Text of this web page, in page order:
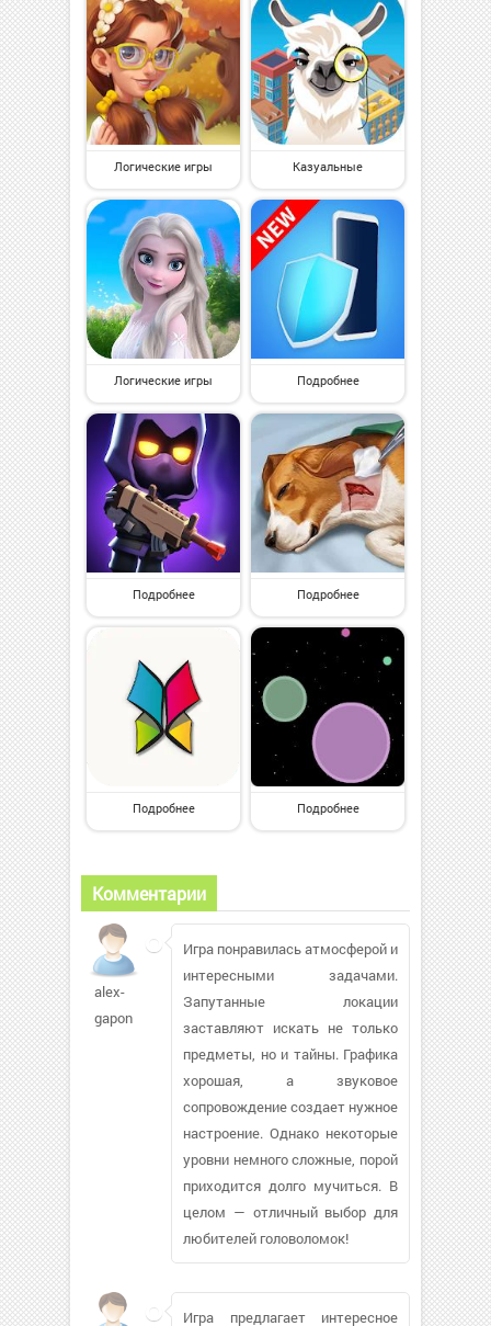
Логические игры Казуальные
Логические игры Подробнее
Подробнее Подробнее
Подробнее Подробнее
Комментарии
alex-
gapon
Игра понравилась атмосферой и
интересными задачами.
Запутанные локации
заставляют искать не только
предметы, но и тайны. Графика
хорошая, а звуковое
сопровождение создает нужное
настроение. Однако некоторые
уровни немного сложные, порой
приходится долго мучиться. В
целом — отличный выбор для
любителей головоломок!
Игра предлагает интересное